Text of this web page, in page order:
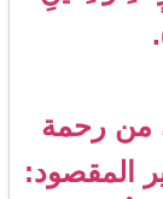
من رحمة
المقصود: